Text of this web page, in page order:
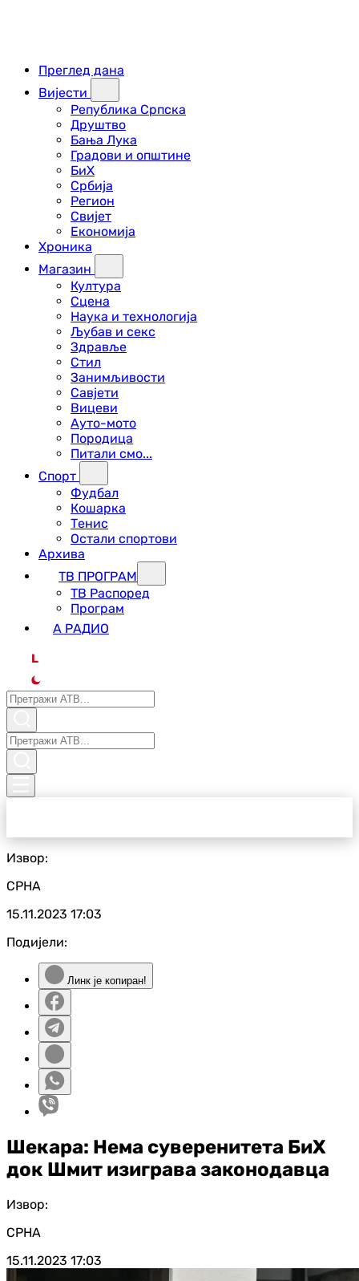
Преглед дана
Вијести
Република Српска
Друштво
Бања Лука
Градови и општине
БиХ
Србија
Регион
Свијет
Економија
Хроника
Магазин
Култура
Сцена
Наука и технологија
Љубав и секс
Здравље
Стил
Занимљивости
Савјети
Вицеви
Ауто-мото
Породица
Питали смо...
Спорт
Фудбал
Кошарка
Тенис
Остали спортови
Архива
ТВ ПРОГРАМ
ТВ Распоред
Програм
А РАДИО
L
Извор:
СРНА
15.11.2023 17:03
Подијели:
Линк је копиран!
Шекара: Нема суверенитета БиХ
док Шмит изиграва законодавца
Извор:
СРНА
15.11.2023 17:03